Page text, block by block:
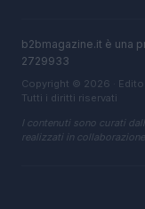
b2bmagazine.it è una
2729933
Copyright © 2026 ·
Tutti i diritti riservati
I contenuti sono curati
realizzati in